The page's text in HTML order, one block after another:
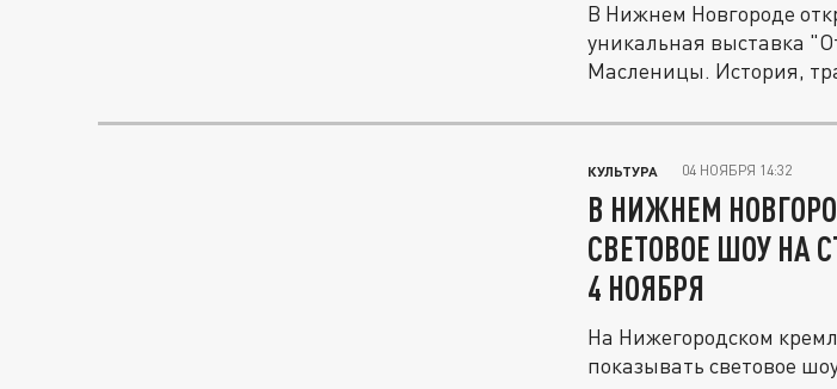
В Нижнем Новгороде
уникальная выставка
Масленицы. История,
КУЛЬТУРА 04 НОЯБРЯ 14:32
В НИЖНЕМ
СВЕТОВОЕ ШОУ НА
4 НОЯБРЯ
На Нижегородском
показывать световое